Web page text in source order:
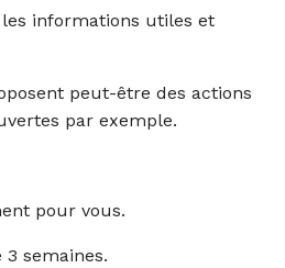
informations utiles et
peut-être des actions
par exemple.
pour vous.
3 semaines.